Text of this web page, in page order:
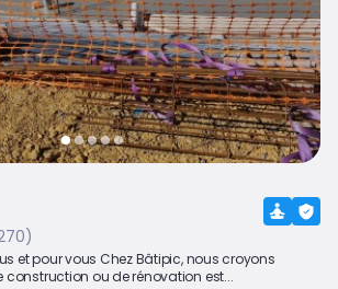
et pour vous Chez Bâtipic, nous croyons
ou de rénovation est...